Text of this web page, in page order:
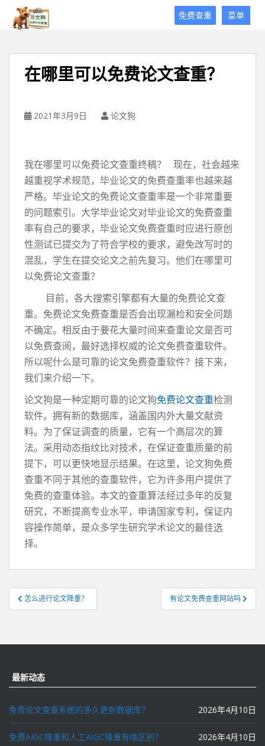
菜单
免费查重
在哪里可以免费论文查重？
2021年3月9日 论文狗
我在哪里可以免费论文查重终稿？ 现在，社会越来
越重视学术规范，毕业论文的免费查重率也越来越
严格。毕业论文的免费论文查重率是一个非常重要
的问题索引。大学毕业论文对毕业论文的免费查重
率有自己的要求，毕业论文免费查重时应进行原创
性测试已提交为了符合学校的要求，避免改写时的
混乱，学生在提交论文之前先复习。他们在哪里可
以免费论文查重？
目前，各大搜索引擎都有大量的免费论文查
重。免费论文免费查重是否会出现漏检和安全问题
不确定。相反由于要花大量时间来查重论文是否可
以免费查阅，最好选择权威的论文免费查重软件。
所以呢什么是可靠的论文免费查重软件？接下来，
我们来介绍一下。
论文狗是一种定期可靠的论文狗免费论文查重检测
软件。拥有新的数据库，涵盖国内外大量文献资
料。为了保证调查的质量，它有一个高层次的算
法。采用动态指纹比对技术，在保证查重质量的前
提下，可以更快地显示结果。在这里，论文狗免费
查重不同于其他的查重软件，它为许多用户提供了
免费的查重体验。本文的查重算法经过多年的反复
研究，不断提高专业水平，申请国家专利，保证内
容操作简单，是众多学生研究学术论文的最佳选
择。
文
章
航
怎么进行论文降重？ 有论文免费查重网站吗
最新动态
免费论文查重系统的多久更新数据库？ 2026年4月10日
免费AIGC降重和人工AIGC降重有啥区别？ 2026年4月10日